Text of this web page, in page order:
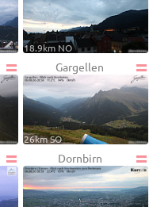
18.9km NO
Gargellen
26km SO
Dornbirn